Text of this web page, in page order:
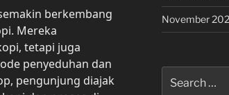
berkembang
Mereka
tetapi juga
penyeduhan dan
pengunjung diajak
November
for: